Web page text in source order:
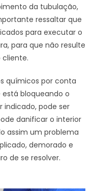
da tubulação,
ressaltar que
para executar o
para que não resulte
cliente.
químicos por conta
está bloqueando o
pode ser
danificar o interior
assim um problema
demorado e
de se resolver.